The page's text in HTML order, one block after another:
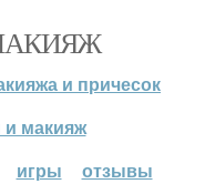
и причесок
и макияж
игры отзывы